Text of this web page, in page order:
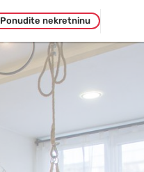
Ponudite nekretninu